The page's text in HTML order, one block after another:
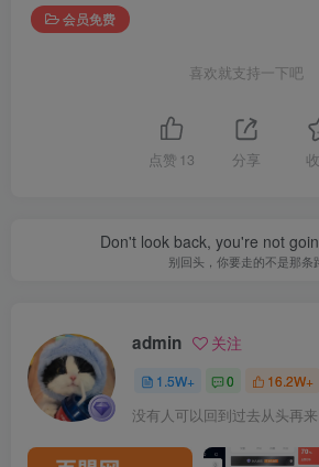
会员免费
喜欢就支持一下吧
点赞 13 分享
Don't look back, you're not
别回头，你要走的不是那条
admin 关注
1.5W+ 0 16.2W+